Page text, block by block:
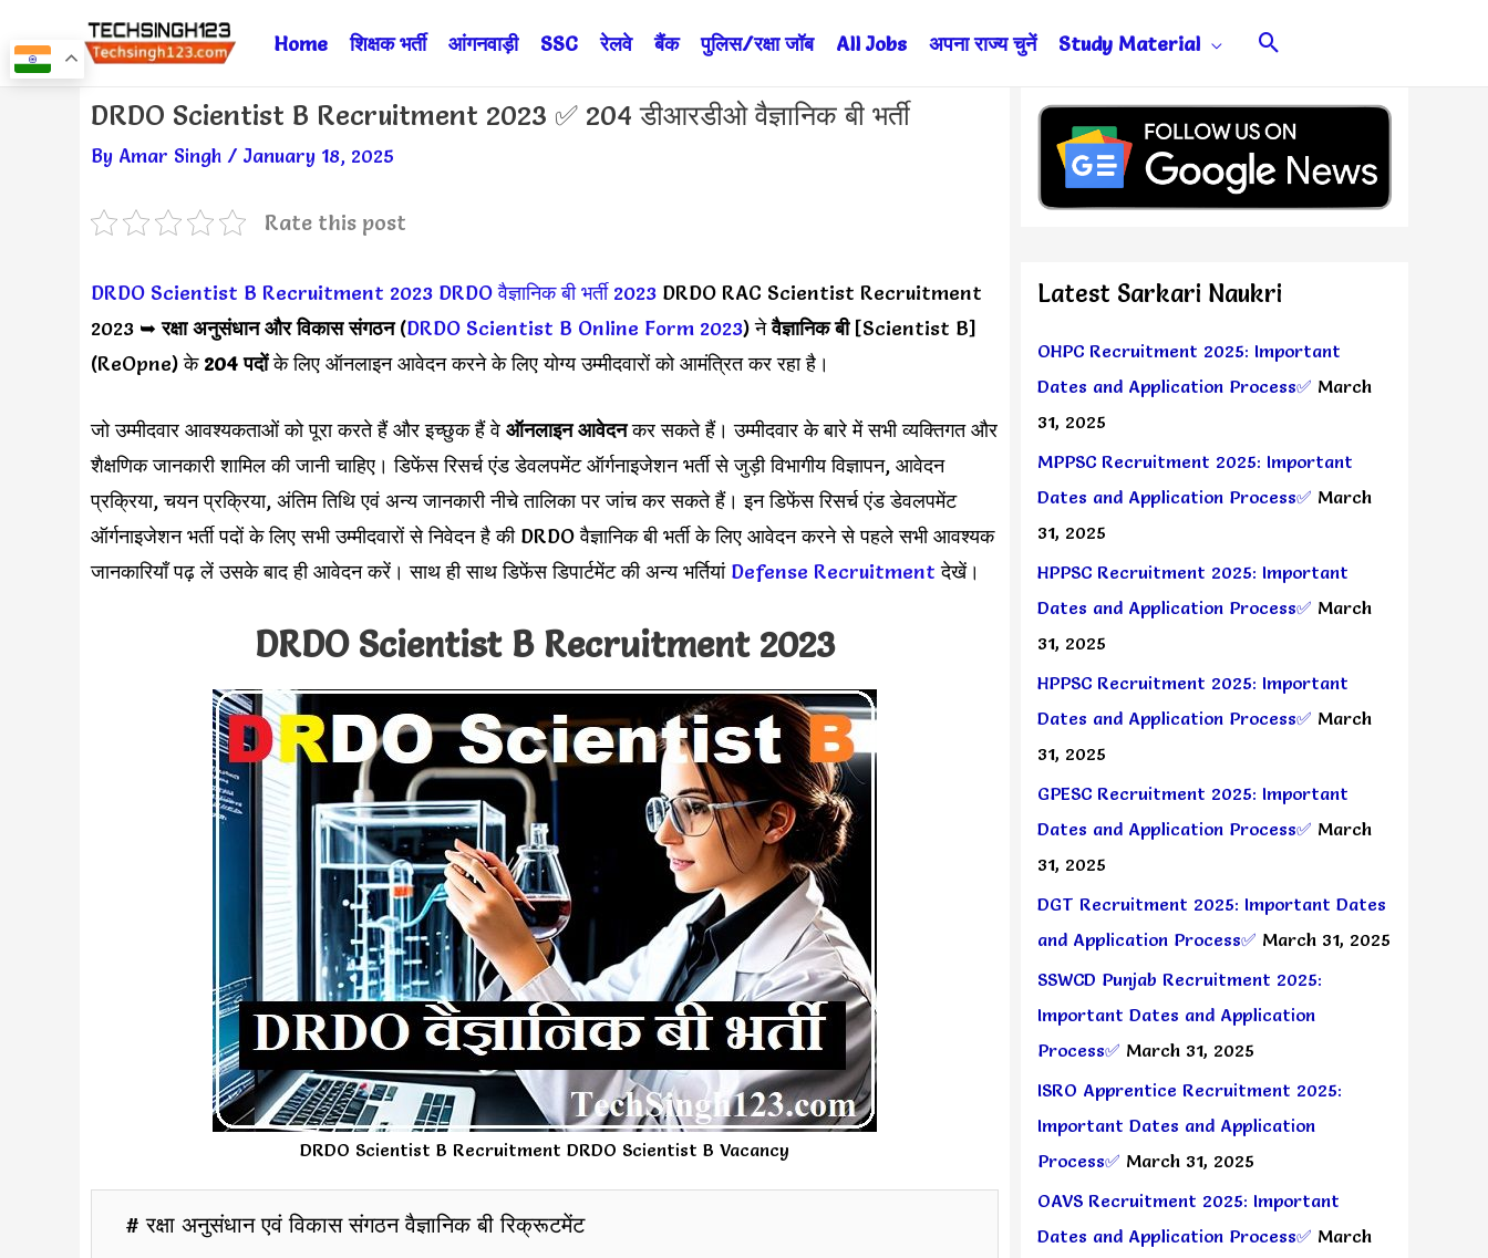
to
Home शिक्षक भर्ती आंगनवाड़ी SSC रेलवे बैंक पुलिस/रक्षा जॉब All Jobs अपना राज्य चुनें Study Material Search
DRDO Scientist B Recruitment 2023 ✅ 204 डीआरडीओ वैज्ञानिक बी भर्ती
By Amar Singh / January 18, 2025
Rate this post
DRDO Scientist B Recruitment 2023 DRDO वैज्ञानिक बी भर्ती 2023 DRDO RAC Scientist Recruitment
2023 ➥रक्षा अनुसंधान और विकास संगठन(DRDO Scientist B Online Form 2023) नेवैज्ञानिक बी[Scientist B]
(ReOpne) के 204 पदोंके लिए ऑनलाइन आवेदन करने के लिए योग्य उम्मीदवारों को आमंत्रित कर रहा है।
जो उम्मीदवार आवश्यकताओं को पूरा करते हैं और इच्छुक हैं वे ऑनलाइन आवेदनकर सकते हैं। उम्मीदवार के बारे में सभी व्यक्तिगत और
शैक्षणिक जानकारी शामिल की जानी चाहिए। डिफेंस रिसर्च एंड डेवलपमेंट ऑर्गनाइजेशन भर्ती से जुड़ी विभागीय विज्ञापन, आवेदन
प्रक्रिया, चयन प्रक्रिया, अंतिम तिथि एवं अन्य जानकारी नीचे तालिका पर जांच कर सकते हैं। इन डिफेंस रिसर्च एंड डेवलपमेंट
ऑर्गनाइजेशन भर्ती पदों के लिए सभी उम्मीदवारों से निवेदन है की DRDO वैज्ञानिक बी भर्ती के लिए आवेदन करने से पहले सभी आवश्यक
जानकारियाँ पढ़ लें उसके बाद ही आवेदन करें। साथ ही साथ डिफेंस डिपार्टमेंट की अन्य भर्तियां Defense Recruitment देखें।
DRDO Scientist B Recruitment 2023
DRDO Scientist B Recruitment DRDO Scientist B Vacancy
# रक्षा अनुसंधान एवं विकास संगठन वैज्ञानिक बी रिक्रूटमेंट
Post
Latest Sarkari Naukri
OHPC Recruitment 2025: Important
Dates and Application Process✅ March
31, 2025
MPPSC Recruitment 2025: Important
Dates and Application Process✅ March
31, 2025
HPPSC Recruitment 2025: Important
Dates and Application Process✅ March
31, 2025
HPPSC Recruitment 2025: Important
Dates and Application Process✅ March
31, 2025
GPESC Recruitment 2025: Important
Dates and Application Process✅ March
31, 2025
DGT Recruitment 2025: Important Dates
and Application Process✅ March 31, 2025
SSWCD Punjab Recruitment 2025:
Important Dates and Application
Process✅ March 31, 2025
ISRO Apprentice Recruitment 2025:
Important Dates and Application
Process✅ March 31, 2025
OAVS Recruitment 2025: Important
Dates and Application Process✅ March